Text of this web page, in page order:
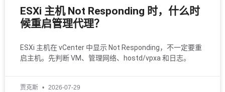
ESXi 主机 Not Responding 时，什么时
候重启管理代理？
ESXi 主机在 vCenter 中显示 Not Responding，不一定要重
启主机。先判断 VM、管理网络、hostd/vpxa 和日志。
贾克斯 2026-07-29